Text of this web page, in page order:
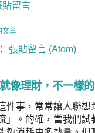
貼留言
文章
張貼留言 (Atom)
像理財，不一樣
件事，常常讓人聯
」。的確，當我們